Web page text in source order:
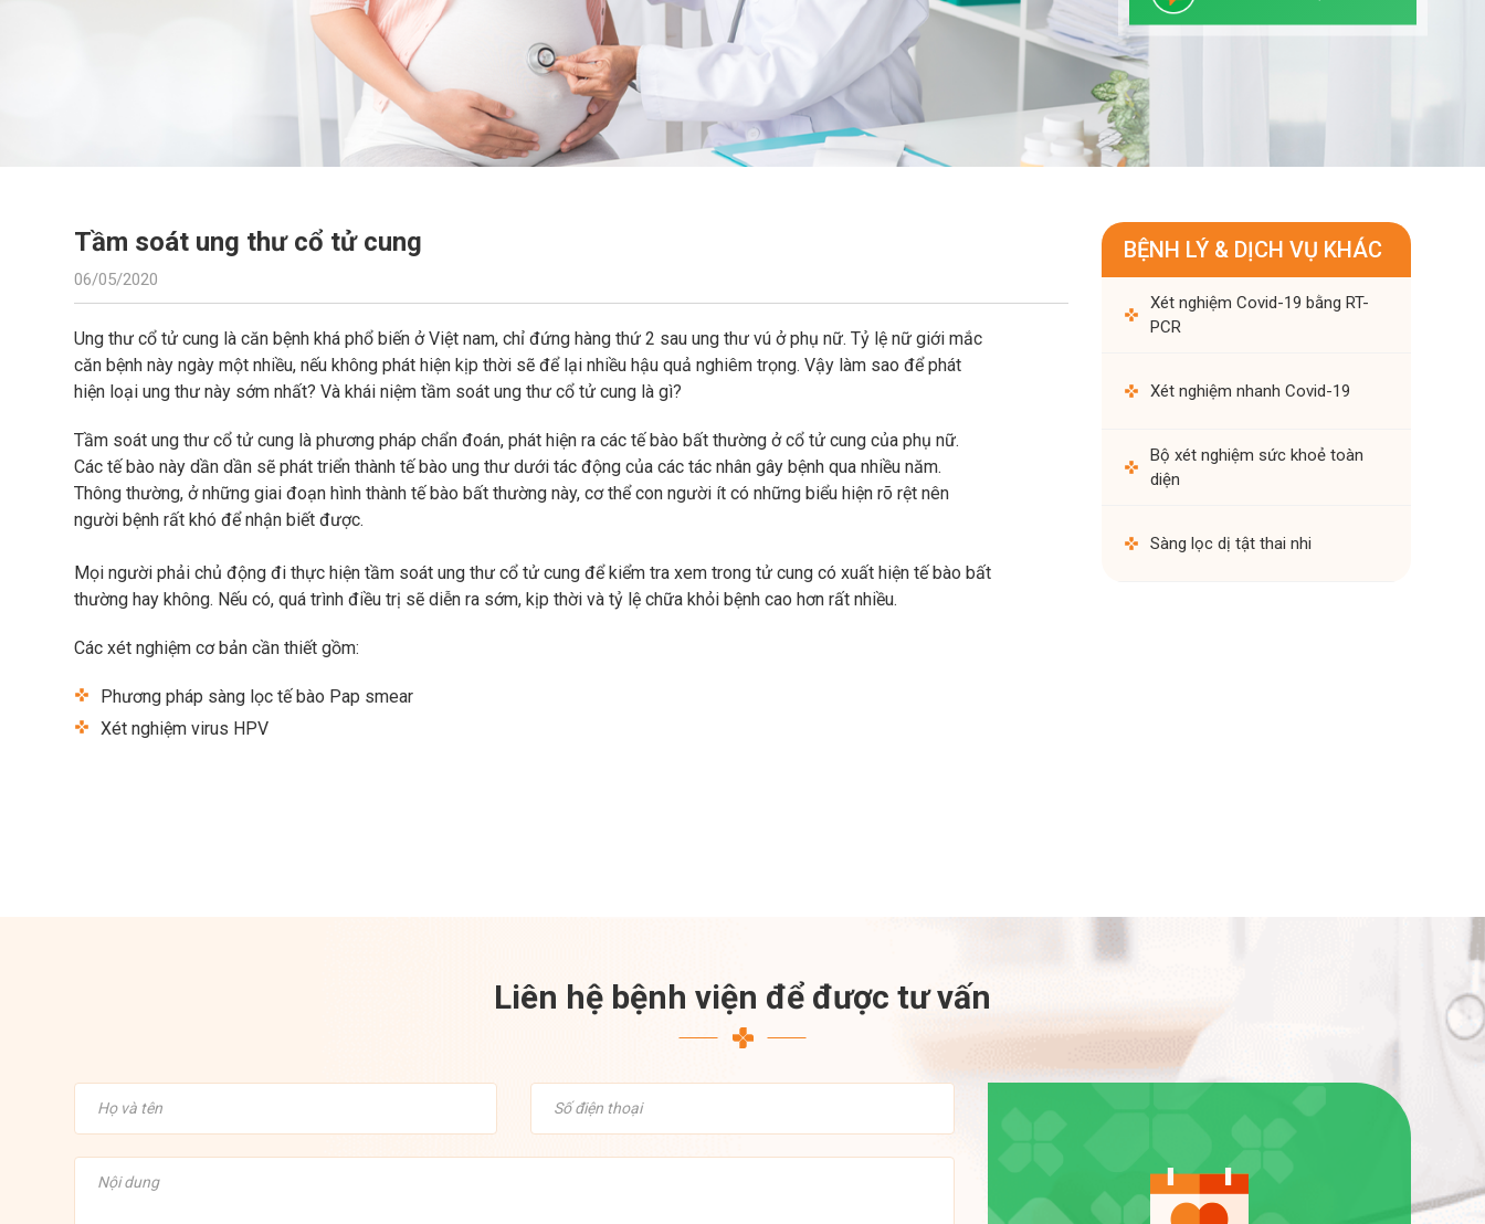
Tầm soát ung thư cổ tử cung
06/05/2020
Ung thư cổ tử cung là căn bệnh khá phổ biến ở Việt nam, chỉ đứng hàng thứ 2 sau ung thư vú ở phụ nữ. Tỷ lệ nữ giới mắc
căn bệnh này ngày một nhiều, nếu không phát hiện kịp thời sẽ để lại nhiều hậu quả nghiêm trọng. Vậy làm sao để phát
hiện loại ung thư này sớm nhất? Và khái niệm tầm soát ung thư cổ tử cung là gì?
Tầm soát ung thư cổ tử cung là phương pháp chẩn đoán, phát hiện ra các tế bào bất thường ở cổ tử cung của phụ nữ.
Các tế bào này dần dần sẽ phát triển thành tế bào ung thư dưới tác động của các tác nhân gây bệnh qua nhiều năm.
Thông thường, ở những giai đoạn hình thành tế bào bất thường này, cơ thể con người ít có những biểu hiện rõ rệt nên
người bệnh rất khó để nhận biết được.
Mọi người phải chủ động đi thực hiện tầm soát ung thư cổ tử cung để kiểm tra xem trong tử cung có xuất hiện tế bào bất
thường hay không. Nếu có, quá trình điều trị sẽ diễn ra sớm, kịp thời và tỷ lệ chữa khỏi bệnh cao hơn rất nhiều.
Các xét nghiệm cơ bản cần thiết gồm:
Phương pháp sàng lọc tế bào Pap smear
Xét nghiệm virus HPV
BỆNH LÝ & DỊCH VỤ KHÁC
Xét nghiệm Covid-19 bằng RT-
PCR
Xét nghiệm nhanh Covid-19
Bộ xét nghiệm sức khoẻ toàn
diện
Sàng lọc dị tật thai nhi
Liên hệ bệnh viện để được tư vấn